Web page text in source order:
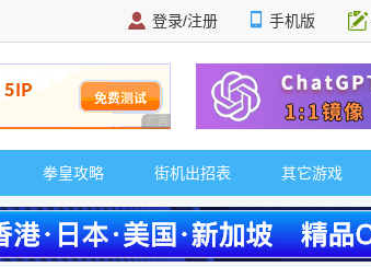
登录/注册 手机版
广告 商业广告，理性选择
拳皇攻略 街机出招表 其它游戏